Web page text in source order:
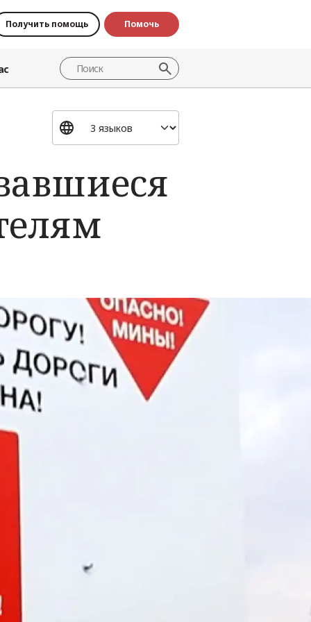
Получить помощь Помочь